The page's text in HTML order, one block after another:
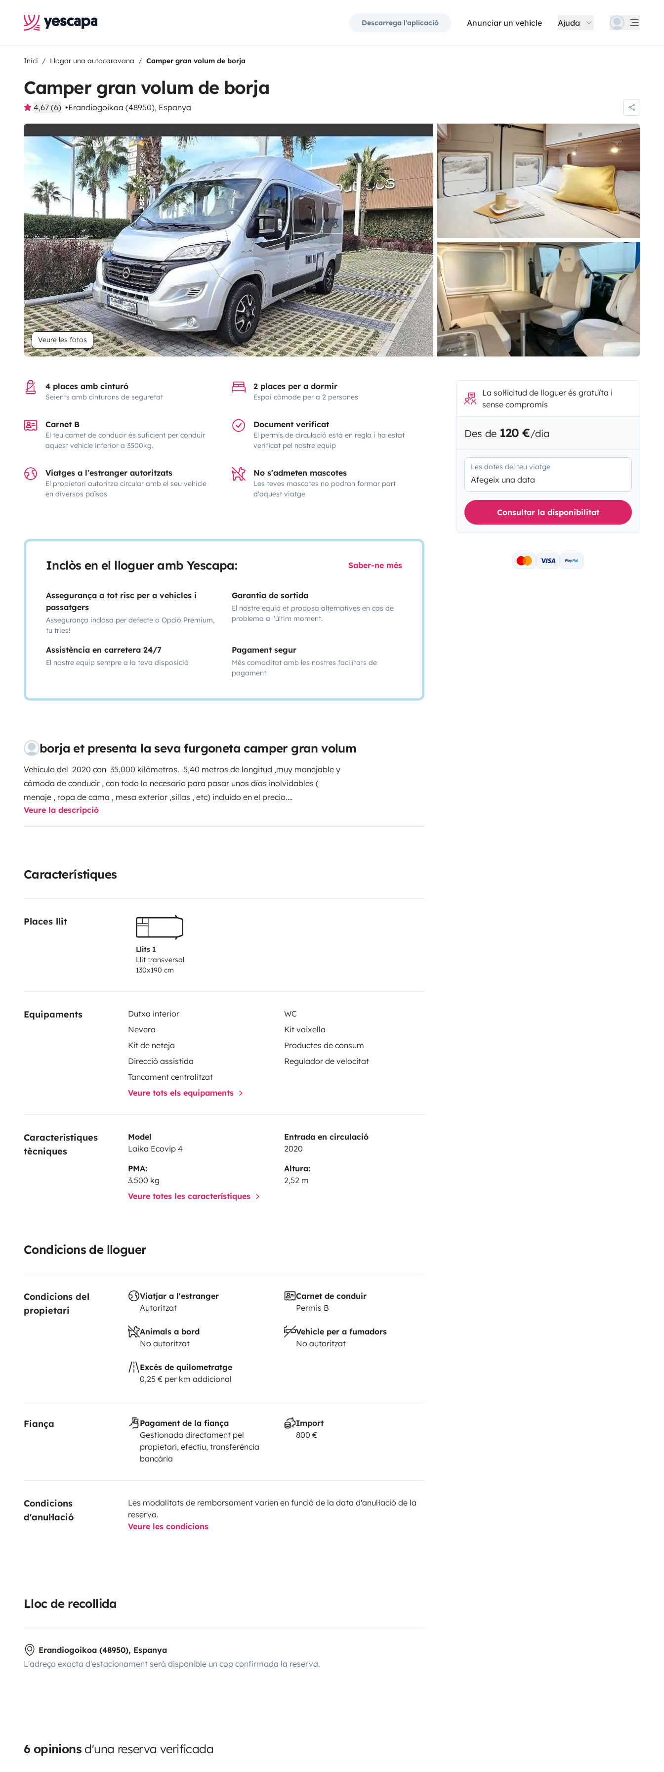
Descarrega l'aplicació Anunciar un vehicle Ajuda
Inici Llogar una autocaravana Camper gran volum de borja
Camper gran volum de borja
4,67 (6) Erandiogoikoa (48950), Espanya
Veure les fotos
4 places amb cinturó
Seients amb cinturons de seguretat
2 places per a dormir
Espai còmode per a 2 persones
Carnet B
El teu carnet de conducir és suficient per conduir
aquest vehicle inferior a 3500kg.
Document verificat
El permís de circulació està en regla i ha estat
verificat pel nostre equip
Viatges a l'estranger autoritzats
El propietari autoritza circular amb el seu vehicle
en diversos països
No s'admeten mascotes
Les teves mascotes no podran formar part
d'aquest viatge
Inclòs en el lloguer amb Yescapa: Saber-ne més
Assegurança a tot risc per a vehicles i
passatgers
Assegurança inclosa per defecte o Opció Premium,
tu tries!
Garantia de sortida
El nostre equip et proposa alternatives en cas de
problema a l'últim moment.
Assistència en carretera 24/7
El nostre equip sempre a la teva disposició
Pagament segur
Més comoditat amb les nostres facilitats de
pagament
borja et presenta la seva furgoneta camper gran volum
Vehículo del 2020 con 35.000 kilómetros. 5,40 metros de longitud ,muy manejable y
cómoda de conducir , con todo lo necesario para pasar unos días inolvidables (
menaje , ropa de cama , mesa exterior ,sillas , etc) incluido en el precio.
Con posibilidad de recogida en el aeropuerto ya que se encuentra próximo a el .
Veure la descripció
Característiques
Places llit
Llits 1
Llit transversal
130x190 cm
Equipaments Dutxa interior
WC
Nevera
Kit vaixella
Kit de neteja
Productes de consum
Direcció assistida
Regulador de velocitat
Tancament centralitzat
Veure tots els equipaments
Característiques
tècniques
Model
Laika Ecovip 4
Entrada en circulació
2020
PMA:
3.500 kg
Altura:
2,52 m
Veure totes les característiques
Condicions de lloguer
Condicions del
propietari
Viatjar a l'estranger
Autoritzat
Carnet de conduir
Permis B
Animals a bord
No autoritzat
Vehicle per a fumadors
No autoritzat
Excés de quilometratge
0,25 € per km addicional
Fiança
Pagament de la fiança
Gestionada directament pel
propietari, efectiu, transferència
bancària
Import
800 €
Condicions
d'anul·lació
Les modalitats de remborsament varien en funció de la data d'anul·lació de la
reserva.
Veure les condicions
Lloc de recollida
Erandiogoikoa (48950), Espanya
L'adreça exacta d'estacionament serà disponible un cop confirmada la reserva.
6 opinionsd'una reserva verificada
La sol·licitud de lloguer és gratuïta i
sense compromís
Des de 120 €/dia
Les dates del teu viatge
Afegeix una data
Consultar la disponibilitat